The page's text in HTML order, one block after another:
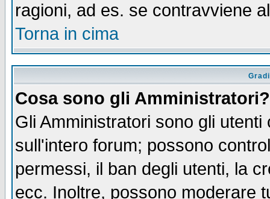
ragioni, ad es. se contravviene
Torna in cima
Cosa sono gli Amministratori?
Gli Amministratori sono gli
sull'intero forum; possono
permessi, il ban degli utenti, la
ecc. Inoltre, possono moderare